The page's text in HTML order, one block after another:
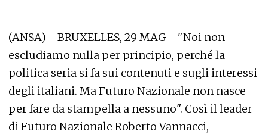
(ANSA) - BRUXELLES, 29 MAG - "Noi non
escludiamo nulla per principio, perché la
politica seria si fa sui contenuti e sugli interessi
degli italiani. Ma Futuro Nazionale non nasce
per fare da stampella a nessuno". Così il leader
di Futuro Nazionale Roberto Vannacci,